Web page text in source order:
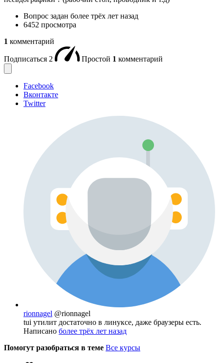
Вопрос задан более трёх лет назад
6452 просмотра
1 комментарий
Подписаться 2 Простой 1 комментарий
Facebook
Вконтакте
Twitter
rionnagel @rionnagel
tui утилит достаточно в линуксе, даже браузеры есть.
Написано более трёх лет назад
Помогут разобраться в теме Все курсы